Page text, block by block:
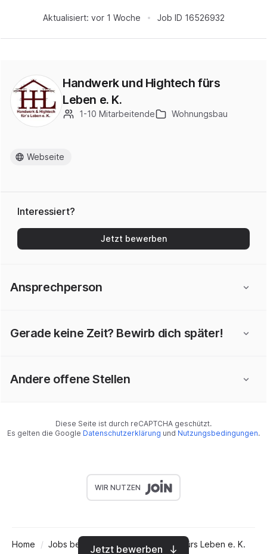
Aktualisiert: vor 1 Woche Job ID 16526932
Handwerk und Hightech fürs
Leben e. K.
1-10 Mitarbeitende Wohnungsbau
Webseite
Jetzt bewerben
Interessiert?
Jetzt bewerben
Ansprechperson
Gerade keine Zeit? Bewirb dich später!
Andere offene Stellen
Diese Seite ist durch reCAPTCHA geschützt.
Es gelten die Google Datenschutzerklärung und Nutzungsbedingungen.
WIR NUTZEN
Home Jobs bei Handwerk und Hightech fürs Leben e. K.